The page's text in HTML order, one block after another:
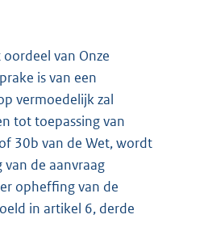
van Onze
is van een
vermoedelijk zal
tot toepassing van
30b van de Wet, wordt
de aanvraag
opheffing van de
in artikel 6, derde